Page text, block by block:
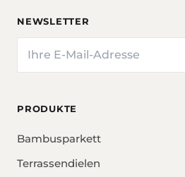
NEWSLETTER
PRODUKTE
Bambusparkett
Terrassendielen